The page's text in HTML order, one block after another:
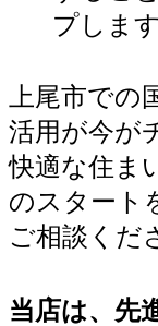
プします
上尾市での
活用が今が
快適な住ま
のスタート
ご相談くだ
当店は、先